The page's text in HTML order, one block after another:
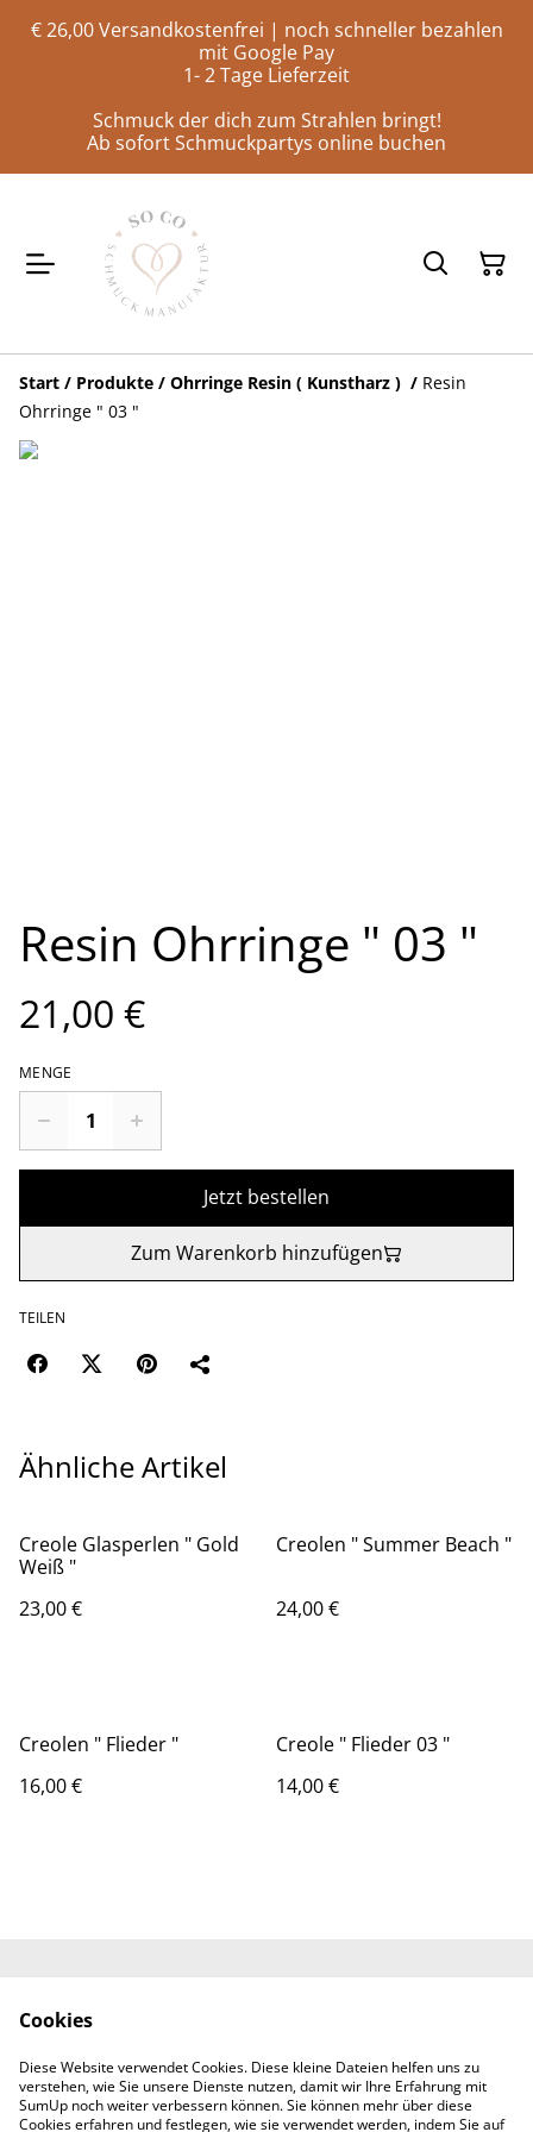
€ 26,00 Versandkostenfrei | noch schneller bezahlen
mit Google Pay
1- 2 Tage Lieferzeit
Schmuck der dich zum Strahlen bringt!
Ab sofort Schmuckpartys online buchen
Start / Produkte / Ohrringe Resin ( Kunstharz ) / Resin
Ohrringe " 03 "
Resin Ohrringe " 03 "
21,00 €
MENGE
Jetzt bestellen
Zum Warenkorb hinzufügen
TEILEN
Ähnliche Artikel
Creole Glasperlen " Gold
Weiß "
23,00 €
Creolen " Summer Beach "
24,00 €
Creolen " Flieder "
16,00 €
Creole " Flieder 03 "
14,00 €
Datenschutz
Cookie-Richtlinie
Lieferbedingungen
Cookies
Diese Website verwendet Cookies. Diese kleine Dateien helfen uns zu
verstehen, wie Sie unsere Dienste nutzen, damit wir Ihre Erfahrung mit
SumUp noch weiter verbessern können. Sie können mehr über diese
Cookies erfahren und festlegen, wie sie verwendet werden, indem Sie auf